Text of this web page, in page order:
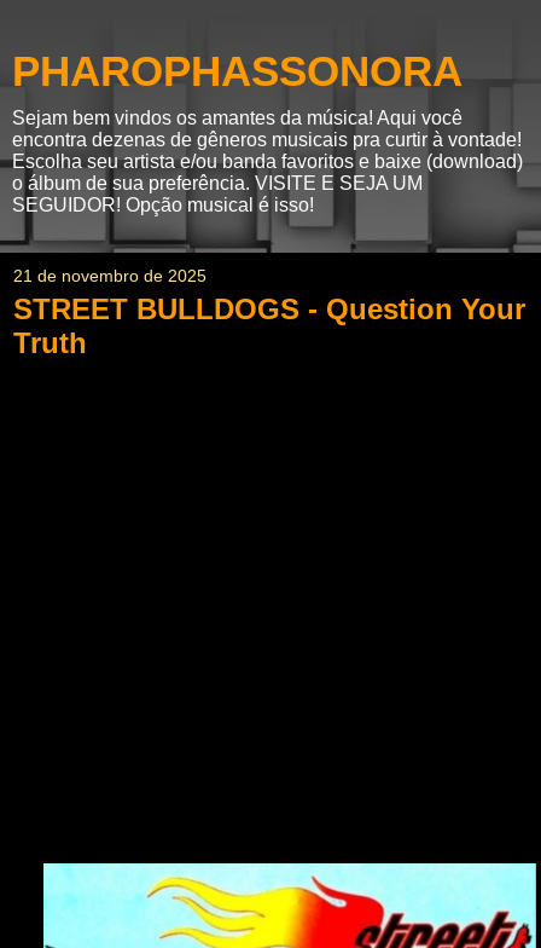
PHAROPHASSONORA
Sejam bem vindos os amantes da música! Aqui você
encontra dezenas de gêneros musicais pra curtir à vontade!
Escolha seu artista e/ou banda favoritos e baixe (download)
o álbum de sua preferência. VISITE E SEJA UM
SEGUIDOR! Opção musical é isso!
21 de novembro de 2025
STREET BULLDOGS - Question Your
Truth